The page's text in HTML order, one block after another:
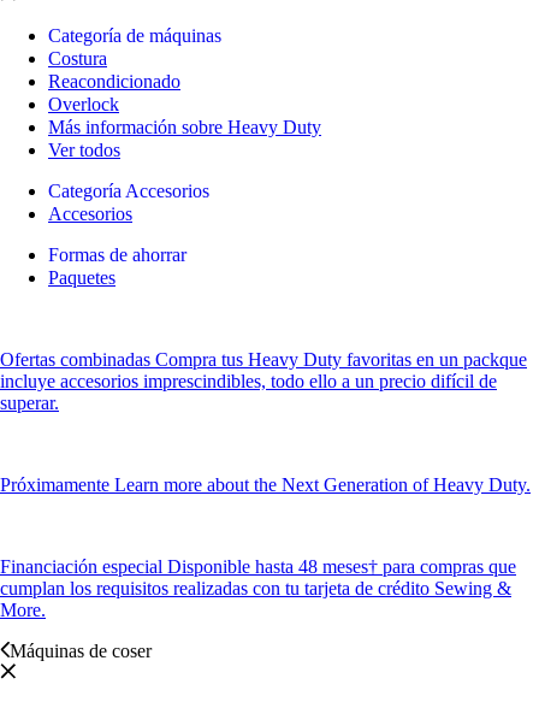
Categoría de máquinas
Costura
Reacondicionado
Overlock
Más información sobre Heavy Duty
Ver todos
Categoría Accesorios
Accesorios
Formas de ahorrar
Paquetes
Ofertas combinadas Compra tus Heavy Duty favoritas en un packque
incluye accesorios imprescindibles, todo ello a un precio difícil de
superar.
Próximamente Learn more about the Next Generation of Heavy Duty.
Financiación especial Disponible hasta 48 meses† para compras que
cumplan los requisitos realizadas con tu tarjeta de crédito Sewing &
More.
Máquinas de coser